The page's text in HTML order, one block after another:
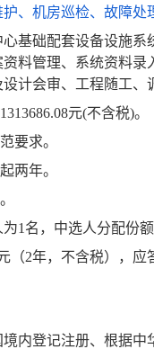
、机房巡检、故障
基础配套设备设施
料管理、系统资料
计会审、工程随工、
元(不含税)。
要求。
两年。
1名，中选人分配份
（2年，不含税），
内登记注册、根据